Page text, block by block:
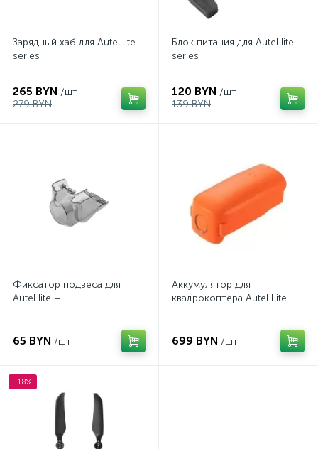
Зарядный хаб для Autel lite
series
265 BYN /шт
279 BYN
Блок питания для Autel lite
series
120 BYN /шт
139 BYN
Фиксатор подвеса для
Autel lite +
65 BYN /шт
Аккумулятор для
квадрокоптера Autel Lite
699 BYN /шт
-18%